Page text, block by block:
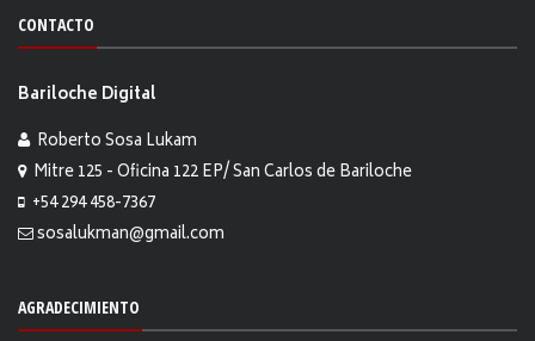
CONTACTO
Bariloche Digital
Roberto Sosa Lukam
Mitre 125 - Oficina 122 EP/ San Carlos de Bariloche
+54 294 458-7367
sosalukman@gmail.com
AGRADECIMIENTO